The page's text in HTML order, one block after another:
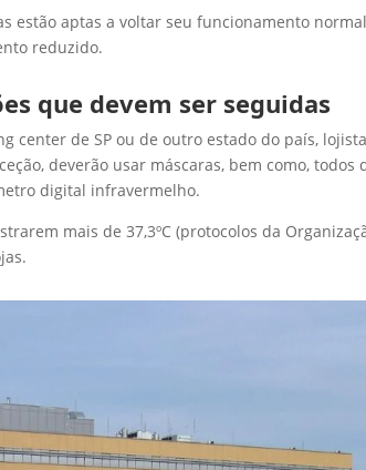
estão aptas a voltar seu funcionamento
reduzido.
que devem ser seguidas
center de SP ou de outro estado do país,
deverão usar máscaras, bem como,
digital infravermelho.
mais de 37,3ºC (protocolos da